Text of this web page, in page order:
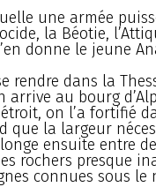
une armée
la Béotie,
donne le jeune
rendre dans la
arrive au bourg
on l’a fortifié
que la largeur
ensuite entre
rochers presque
connues sous le